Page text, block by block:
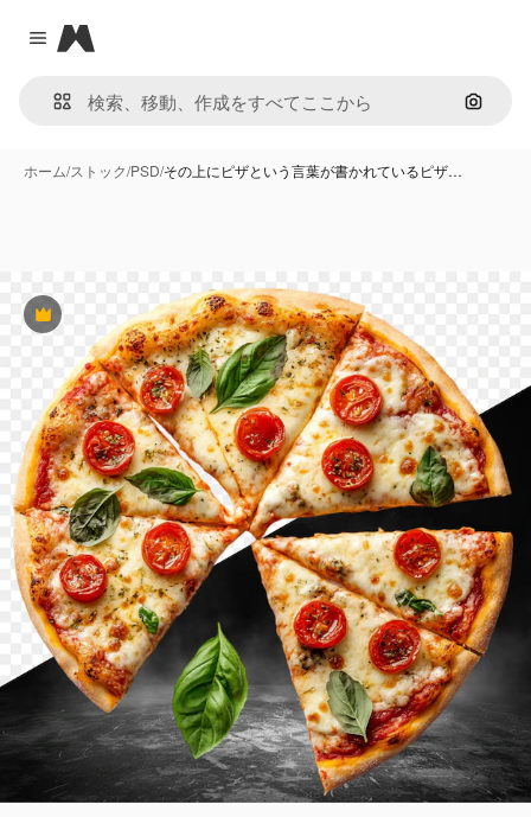
Close menu
Magnific
画像で
ホーム/ストック/PSD/その上にピザという言葉が書かれているピザ…
Premium